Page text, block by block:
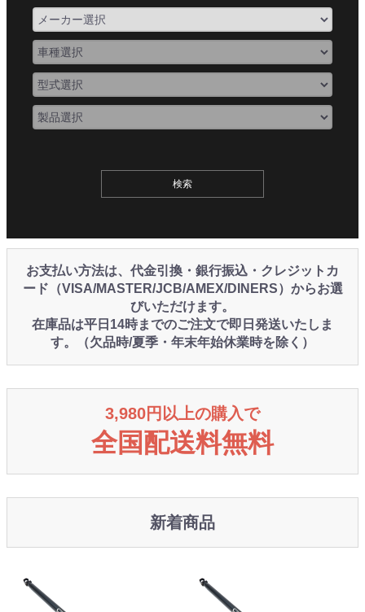
お支払い方法は、代金引換・銀行振込・クレジットカ
ード（VISA/MASTER/JCB/AMEX/DINERS）からお選
びいただけます。
在庫品は平日14時までのご注文で即日発送いたしま
す。（欠品時/夏季・年末年始休業時を除く）
3,980円以上の購入で
全国配送料無料
新着商品